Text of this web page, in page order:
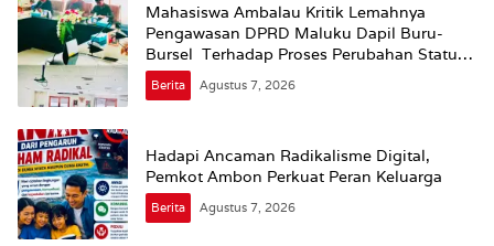
Mahasiswa Ambalau Kritik Lemahnya
Pengawasan DPRD Maluku Dapil Buru-
Bursel Terhadap Proses Perubahan Status
Jalan
Berita Agustus 7, 2026
Hadapi Ancaman Radikalisme Digital,
Pemkot Ambon Perkuat Peran Keluarga
Berita Agustus 7, 2026